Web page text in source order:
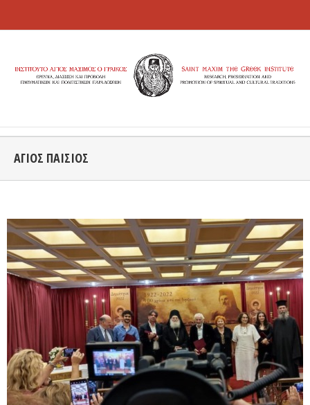
ΑΓΙΟΣ ΠΑΙΣΙΟΣ